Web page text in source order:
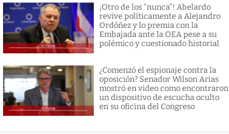
¡Otro de los “nunca”! Abelardo
revive políticamente a Alejandro
Ordóñez y lo premia con la
Embajada ante la OEA pese a su
polémico y cuestionado historial
¿Comenzó el espionaje contra la
oposición? Senador Wilson Arias
mostró en video como encontraron
un dispositivo de escucha oculto
en su oficina del Congreso